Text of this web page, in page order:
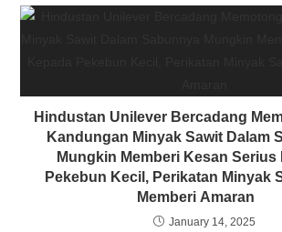
Hindustan Unilever Bercadang
Kandungan Minyak Sawit Dalam
Mungkin Memberi Kesan Serius
Pekebun Kecil, Perikatan Minyak
Memberi Amaran
January 14, 2025